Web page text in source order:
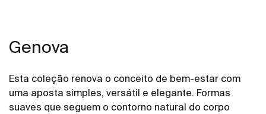
Genova
Esta coleção renova o conceito de bem-estar com
uma aposta simples, versátil e elegante. Formas
suaves que seguem o contorno natural do corpo